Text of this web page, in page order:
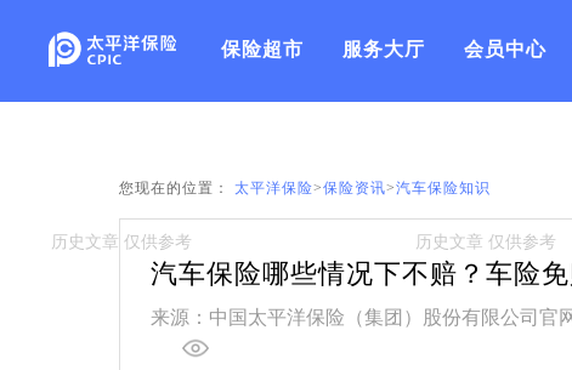
保险超市 服务大厅 会员中心
您现在的位置： 太平洋保险>保险资讯>汽车保险知识
汽车保险哪些情况下不赔？车险
来源：中国太平洋保险（集团）股份有限公司官